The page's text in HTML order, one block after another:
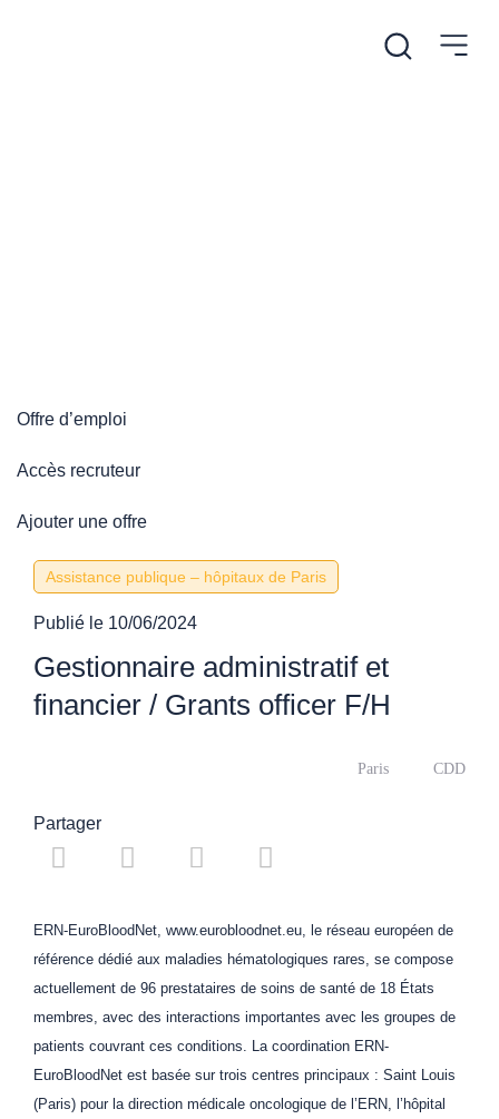
Offre d’emploi
Accès recruteur
Ajouter une offre
Assistance publique – hôpitaux de Paris
Publié le 10/06/2024
Gestionnaire administratif et
financier / Grants officer F/H
Paris CDD
Partager
ERN-EuroBloodNet, www.eurobloodnet.eu, le réseau européen de
référence dédié aux maladies hématologiques rares, se compose
actuellement de 96 prestataires de soins de santé de 18 États
membres, avec des interactions importantes avec les groupes de
patients couvrant ces conditions. La coordination ERN-
EuroBloodNet est basée sur trois centres principaux : Saint Louis
(Paris) pour la direction médicale oncologique de l’ERN, l’hôpital